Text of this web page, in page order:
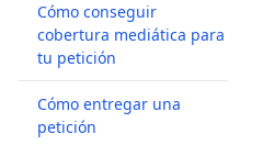
Cómo conseguir
cobertura mediática para
tu petición
Cómo entregar una
petición